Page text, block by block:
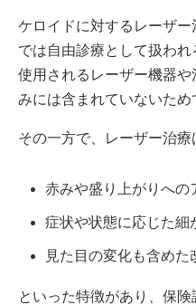
ケロイドに対するレーザ
では自由診療として扱われ
使用されるレーザー機器
みには含まれていないため
その一方で、レーザー治療
赤みや盛り上がりへの
症状や状態に応じた細
見た目の変化も含めた
といった特徴があり、保